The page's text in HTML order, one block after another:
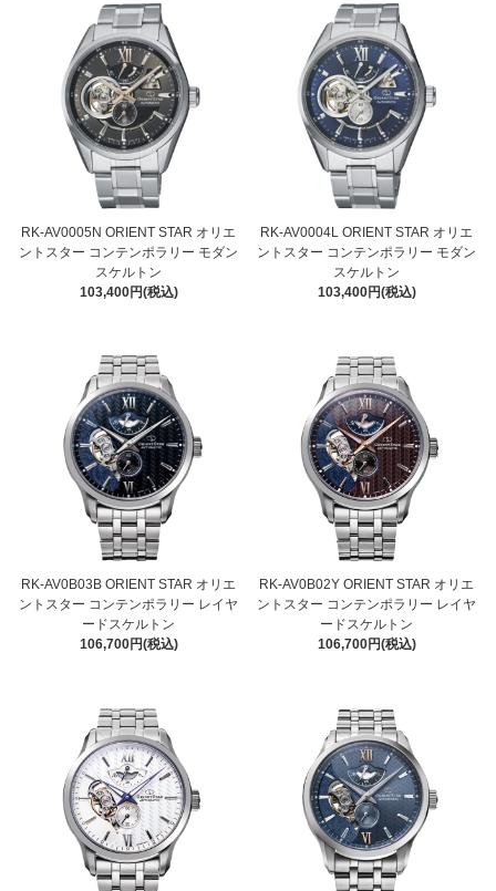
RK-AV0005N ORIENT STAR オリエ
ントスター コンテンポラリー モダン
スケルトン
103,400円(税込)
RK-AV0004L ORIENT STAR オリエ
ントスター コンテンポラリー モダン
スケルトン
103,400円(税込)
RK-AV0B03B ORIENT STAR オリエ
ントスター コンテンポラリー レイヤ
ードスケルトン
106,700円(税込)
RK-AV0B02Y ORIENT STAR オリエ
ントスター コンテンポラリー レイヤ
ードスケルトン
106,700円(税込)